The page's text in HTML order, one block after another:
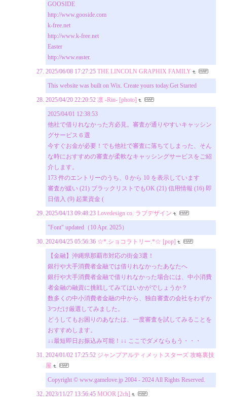
GOOSIDE
http://www.gooside.com
k-free.net
http://www.k-free.net
Easter
http://www.easter.
2025/06/08 17:27:25 THE LINCOLN GRAPHIX FAMILY
This website was built on Wix. Create yours today.Get Started
2025/04/20 22:20:52 凛 -Rin- [photo]
2025/04/01 12:38:53
他社で借りれなかった方必見。審査が通りやすいキャッシン
グサービス６選
今すぐお金が必要！でも他社で審査に落ちてしまった、そん
な時におすすめの審査が柔軟なキャッシングサービスをご紹
介します。
173 件のエントリーのうち、0 から 10 を表示しています
審査が緩い (21) ブラックリストでもOK (21) 信用情報 (16) 即
日借入 (9) 起業資金 (
2025/04/13 09:48:23 Lovedesign co. ラブデザイン
"Font" updated（10 Apr. 2025）
2024/04/25 05:56:36 ☆*.ショコラトリー.*☆ [pop]
【金融】沖縄県那覇市対応の街金3選！
銀行や大手消費者金融では借りれなかったあなたへ
銀行や大手消費者金融で借りれなかった場合には、中小消費
者金融の融資に挑戦してみてはいかがでしょうか？
数多くの中小消費者金融の中から、独自審査の会社をわずか
3つだけ厳選してみました。
どうしてもお困りのあなたは、一度審査を試してみることを
おすすめします。
↓↓最短即日お振込み可能！↓↓ ここでダメならもう・・・
2024/01/02 17:25:52 ジャンプアルティメットスターズ 攻略裏技
屋
Copyright © www.gamelove.jp 2004 - 2024 All Rights Reserved.
2023/11/27 13:56:45 MOOR [2ch]